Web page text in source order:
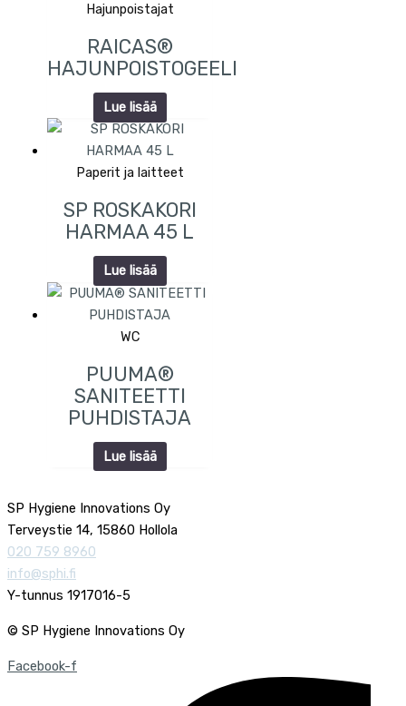
Hajunpoistajat
RAICAS®
HAJUNPOISTOGEELI
Lue lisää
Paperit ja laitteet
SP ROSKAKORI
HARMAA 45 L
Lue lisää
WC
PUUMA®
SANITEETTI
PUHDISTAJA
Lue lisää
SP Hygiene Innovations Oy
Terveystie 14, 15860 Hollola
020 759 8960
info@sphi.fi
Y-tunnus 1917016-5
© SP Hygiene Innovations Oy
Facebook-f